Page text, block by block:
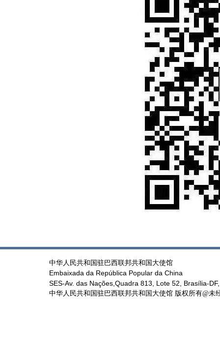
中华人民共和国驻巴西联邦共和国大使馆
Embaixada da República Popular da China
SES-Av. das Nações,Quadra 813, Lote 52, Brasília-
中华人民共和国驻巴西联邦共和国大使馆 版权所有@未